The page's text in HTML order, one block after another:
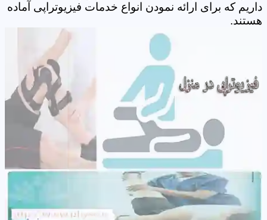
داریم که برای ارائه نمودن انواع خدمات فیزیوتراپی آماده
هستند.